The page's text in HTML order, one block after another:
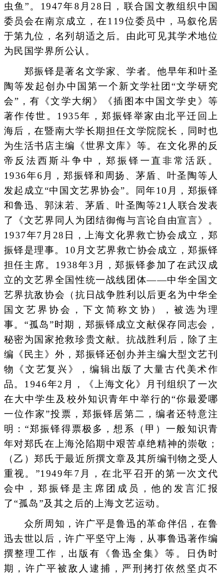
虫鱼”。1947年8月28日，联合国文教组织中国
委员会在南京成立，在119位委员中，马叙伦居
于第九位，名列胡适之后。由此可见其学术地位
为民国学界所公认。
郑振铎是著名文学家、学者。他早年和叶圣
陶等发起创办中国第一个新文学社团“文学研究
会”，有《文学大纲》《插图本中国文学史》等
著作传世。1935年，郑振铎举家由北平迁回上
海后，在暨南大学长期担任文学院院长，同时也
为生活书店主编《世界文库》等。在文化界的反
帝反法西斯斗争中，郑振铎一直非常活跃。
1936年6月，郑振铎和周扬、茅盾、叶圣陶等人
发起成立“中国文艺界协会”。同年10月，郑振铎
和鲁迅、郭沫若、茅盾、叶圣陶等21人联合发表
了《文艺界同人为团结御侮与言论自由宣言》。
1937年7月28日，上海文化界救亡协会成立，郑
振铎是理事。10月文艺界救亡协会成立，郑振铎
担任主席。1938年3月，郑振铎参加了在武汉成
立的文艺界全国性统一战线团体——中华全国文
艺界抗敌协会（抗日战争胜利以后更名为中华全
国文艺界协会，下文简称文协），被选为理
事。“孤岛”时期，郑振铎成立文献保存同志会，
秘密为国家抢救珍贵文献。抗战胜利后，除了主
编《民主》外，郑振铎还创办并主编大型文艺刊
物《文艺复兴》，编辑出版了大量古代美术作
品。1946年2月，《上海文化》月刊组织了一次
在大中学生及校外知识青年中举行的“你最爱哪
一位作家”投票，郑振铎居第二，编者还特意注
明：“郑振铎得票极多，想系（甲）一般知识青
年对郑氏在上海沦陷期中艰苦卓绝精神的崇敬；
（乙）郑氏于最近所撰文章及其所编刊物之受人
重视。”1949年7月，在北平召开的第一次文代
会中，郑振铎是主席团成员，他的发言汇报
了“孤岛”及其之后的上海文艺运动。
众所周知，许广平是鲁迅的革命伴侣，在鲁
迅去世以后，许广平坚守上海，从事鲁迅著作编
撰整理工作，出版有《鲁迅全集》等。日伪时
期，许广平被敌人逮捕，严刑拷打依然坚贞不